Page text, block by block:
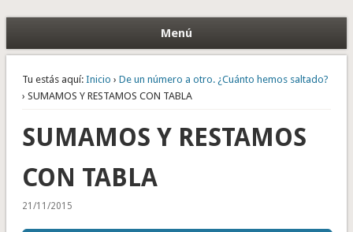
Menú
Tu estás aquí: Inicio › De un número a otro. ¿Cuánto hemos saltado?
› SUMAMOS Y RESTAMOS CON TABLA
SUMAMOS Y RESTAMOS
CON TABLA
21/11/2015